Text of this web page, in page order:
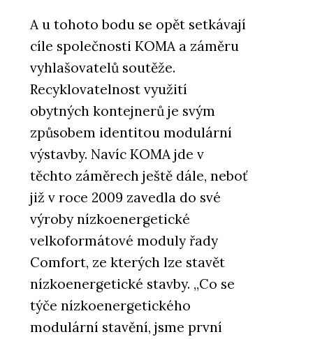
A u tohoto bodu se opět setkávají
cíle společnosti KOMA a záměru
vyhlašovatelů soutěže.
Recyklovatelnost využití
obytných kontejnerů je svým
způsobem identitou modulární
výstavby. Navíc KOMA jde v
těchto záměrech ještě dále, neboť
již v roce 2009 zavedla do své
výroby nízkoenergetické
velkoformátové moduly řady
Comfort, ze kterých lze stavět
nízkoenergetické stavby. „Co se
týče nízkoenergetického
modulární stavění, jsme první